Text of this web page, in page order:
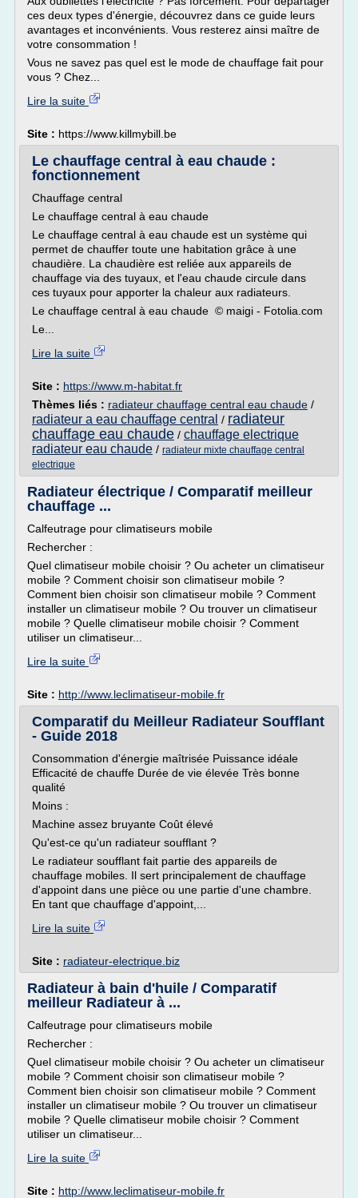
ces deux types d'énergie, découvrez dans ce guide leurs
avantages et inconvénients. Vous resterez ainsi maître de
votre consommation !
Vous ne savez pas quel est le mode de chauffage fait pour
vous ? Chez...
Lire la suite
Site : https://www.killmybill.be
Le chauffage central à eau chaude :
fonctionnement
Chauffage central
Le chauffage central à eau chaude
Le chauffage central à eau chaude est un système qui
permet de chauffer toute une habitation grâce à une
chaudière. La chaudière est reliée aux appareils de
chauffage via des tuyaux, et l'eau chaude circule dans
ces tuyaux pour apporter la chaleur aux radiateurs.
Le chauffage central à eau chaude © maigi - Fotolia.com
Le...
Lire la suite
Site : https://www.m-habitat.fr
Thèmes liés : radiateur chauffage central eau chaude /
radiateur a eau chauffage central / radiateur
chauffage eau chaude / chauffage electrique
radiateur eau chaude / radiateur mixte chauffage central
electrique
Radiateur électrique / Comparatif meilleur
chauffage ...
Calfeutrage pour climatiseurs mobile
Rechercher :
Quel climatiseur mobile choisir ? Ou acheter un climatiseur
mobile ? Comment choisir son climatiseur mobile ?
Comment bien choisir son climatiseur mobile ? Comment
installer un climatiseur mobile ? Ou trouver un climatiseur
mobile ? Quelle climatiseur mobile choisir ? Comment
utiliser un climatiseur...
Lire la suite
Site : http://www.leclimatiseur-mobile.fr
Comparatif du Meilleur Radiateur Soufflant
- Guide 2018
Consommation d'énergie maîtrisée Puissance idéale
Efficacité de chauffe Durée de vie élevée Très bonne
qualité
Moins :
Machine assez bruyante Coût élevé
Qu'est-ce qu'un radiateur soufflant ?
Le radiateur soufflant fait partie des appareils de
chauffage mobiles. Il sert principalement de chauffage
d'appoint dans une pièce ou une partie d'une chambre.
En tant que chauffage d'appoint,...
Lire la suite
Site : radiateur-electrique.biz
Radiateur à bain d'huile / Comparatif
meilleur Radiateur à ...
Calfeutrage pour climatiseurs mobile
Rechercher :
Quel climatiseur mobile choisir ? Ou acheter un climatiseur
mobile ? Comment choisir son climatiseur mobile ?
Comment bien choisir son climatiseur mobile ? Comment
installer un climatiseur mobile ? Ou trouver un climatiseur
mobile ? Quelle climatiseur mobile choisir ? Comment
utiliser un climatiseur...
Lire la suite
Site : http://www.leclimatiseur-mobile.fr